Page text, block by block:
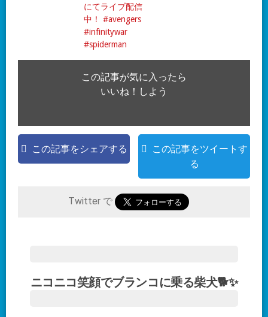
にてライブ配信
中！ #avengers
#infinitywar
#spiderman
この記事が気に入ったら
いいね！しよう
この記事をシェアする
この記事をツイートす
る
Twitter で
ニコニコ笑顔でブランコに乗る柴犬🐕✨